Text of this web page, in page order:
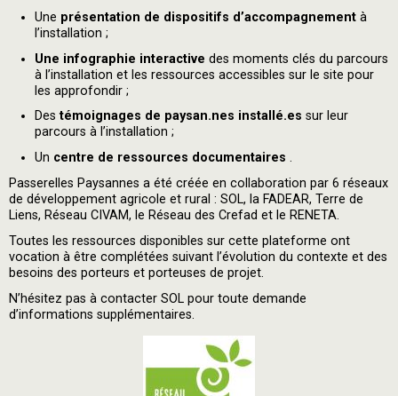
Une présentation de dispositifs d’accompagnement à
l’installation ;
Une infographie interactive des moments clés du parcours
à l’installation et les ressources accessibles sur le site pour
les approfondir ;
Destémoignages de paysan.nes installé.es sur leur
parcours à l’installation ;
Un centre de ressources documentaires .
Passerelles Paysannes a été créée en collaboration par 6 réseaux
de développement agricole et rural : SOL, la FADEAR, Terre de
Liens, Réseau CIVAM, le Réseau des Crefad et le RENETA.
Toutes les ressources disponibles sur cette plateforme ont
vocation à être complétées suivant l’évolution du contexte et des
besoins des porteurs et porteuses de projet.
N’hésitez pas à contacter SOL pour toute demande
d’informations supplémentaires.